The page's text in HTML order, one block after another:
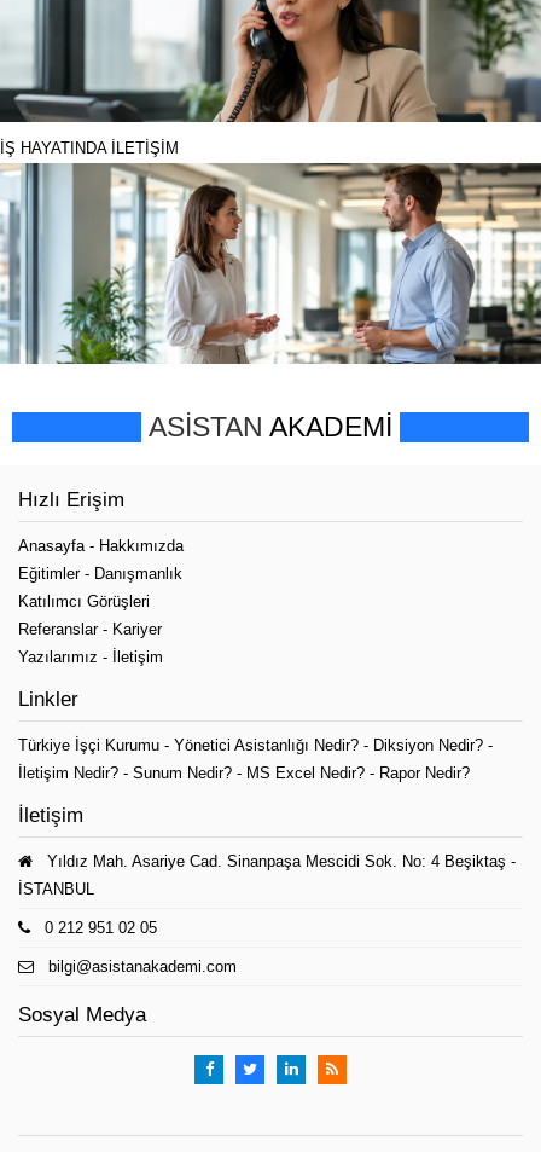
İŞ HAYATINDA İLETİŞİM
ASİSTAN AKADEMİ
Hızlı Erişim
Anasayfa- Hakkımızda
Eğitimler- Danışmanlık
Katılımcı Görüşleri
Referanslar- Kariyer
Yazılarımız - İletişim
Linkler
Türkiye İşçi Kurumu - Yönetici Asistanlığı Nedir? - Diksiyon Nedir? -
İletişim Nedir? - Sunum Nedir? - MS Excel Nedir? - Rapor Nedir?
İletişim
Yıldız Mah. Asariye Cad. Sinanpaşa Mescidi Sok. No: 4 Beşiktaş -
İSTANBUL
0 212 951 02 05
bilgi@asistanakademi.com
Sosyal Medya